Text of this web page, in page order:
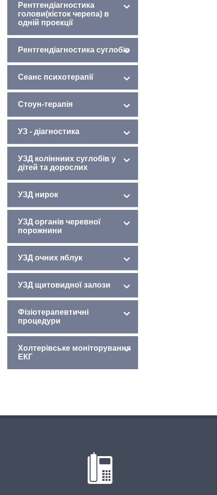
Рентгендіагностика
голови(кісток черепа) в
одній проекції
Рентгендіагностика суглобів
Сеанс психотерапії
Стоун-терапія
УЗ - діагностика
УЗД колінниих суглобів у
дітей та дорослих
УЗД нирок
УЗД органів черевної
порожнини
УЗД очних яблук
УЗД щитовидної залози
Фізіотерапевтичні
процедури
Холтерівське моніторування
ЕКГ